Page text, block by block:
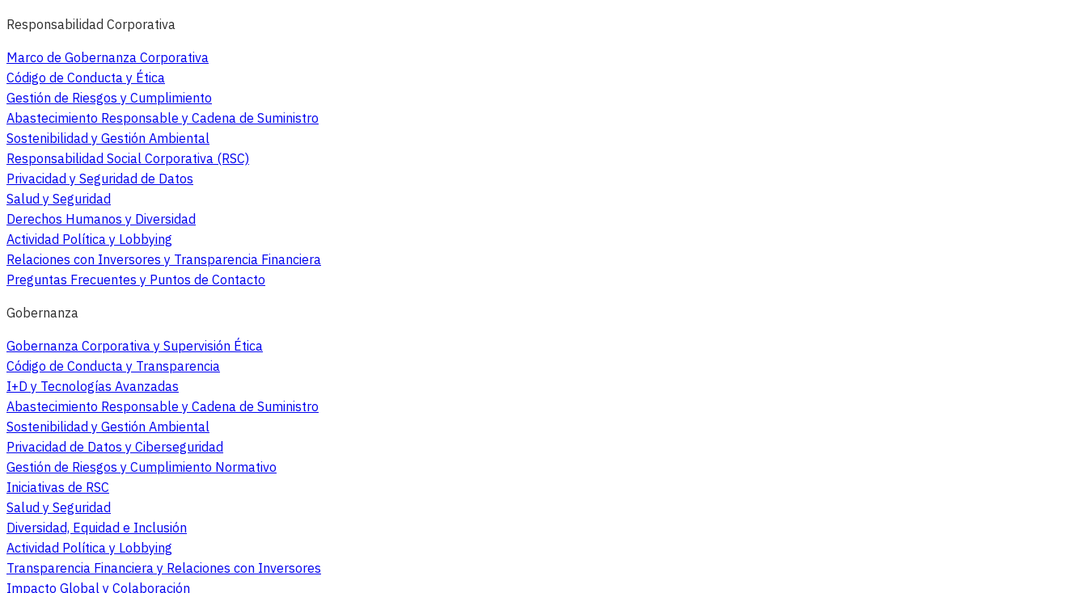
Responsabilidad Corporativa
Marco de Gobernanza Corporativa
Código de Conducta y Ética
Gestión de Riesgos y Cumplimiento
Abastecimiento Responsable y Cadena de Suministro
Sostenibilidad y Gestión Ambiental
Responsabilidad Social Corporativa (RSC)
Privacidad y Seguridad de Datos
Salud y Seguridad
Derechos Humanos y Diversidad
Actividad Política y Lobbying
Relaciones con Inversores y Transparencia Financiera
Preguntas Frecuentes y Puntos de Contacto
Gobernanza
Gobernanza Corporativa y Supervisión Ética
Código de Conducta y Transparencia
I+D y Tecnologías Avanzadas
Abastecimiento Responsable y Cadena de Suministro
Sostenibilidad y Gestión Ambiental
Privacidad de Datos y Ciberseguridad
Gestión de Riesgos y Cumplimiento Normativo
Iniciativas de RSC
Salud y Seguridad
Diversidad, Equidad e Inclusión
Actividad Política y Lobbying
Transparencia Financiera y Relaciones con Inversores
Impacto Global y Colaboración